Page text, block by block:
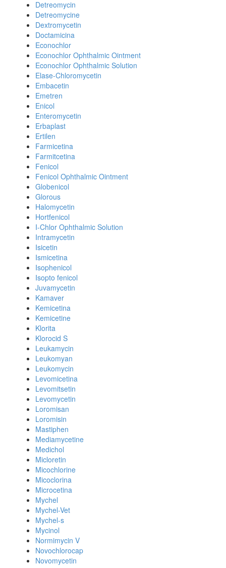
Detreomycin
Detreomycine
Dextromycetin
Doctamicina
Econochlor
Econochlor Ophthalmic Ointment
Econochlor Ophthalmic Solution
Elase-Chloromycetin
Embacetin
Emetren
Enicol
Enteromycetin
Erbaplast
Ertilen
Farmicetina
Farmitcetina
Fenicol
Fenicol Ophthalmic Ointment
Globenicol
Glorous
Halomycetin
Hortfenicol
I-Chlor Ophthalmic Solution
Intramycetin
Isicetin
Ismicetina
Isophenicol
Isopto fenicol
Juvamycetin
Kamaver
Kemicetina
Kemicetine
Klorita
Klorocid S
Leukamycin
Leukomyan
Leukomycin
Levomicetina
Levomitsetin
Levomycetin
Loromisan
Loromisin
Mastiphen
Mediamycetine
Medichol
Micloretin
Micochlorine
Micoclorina
Microcetina
Mychel
Mychel-Vet
Mychel-s
Mycinol
Normimycin V
Novochlorocap
Novomycetin